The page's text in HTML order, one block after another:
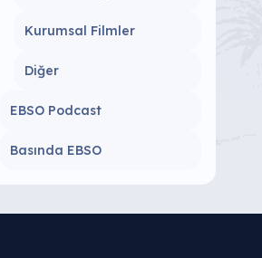
Kurumsal Filmler
Diğer
EBSO Podcast
Basında EBSO